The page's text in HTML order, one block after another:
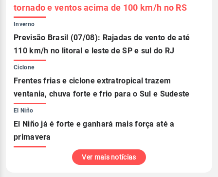
tornado e ventos acima de 100 km/h no RS
Inverno
Previsão Brasil (07/08): Rajadas de vento de até
110 km/h no litoral e leste de SP e sul do RJ
Ciclone
Frentes frias e ciclone extratropical trazem
ventania, chuva forte e frio para o Sul e Sudeste
El Niño
El Niño já é forte e ganhará mais força até a
primavera
Ver mais notícias